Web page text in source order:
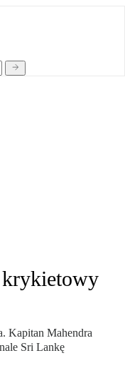
krykietowy
Kapitan Mahendra
Sri Lankę